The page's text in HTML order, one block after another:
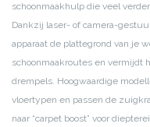
schoonmaakhulp die veel
Dankzij laser- of camera-
apparaat de plattegrond van je
schoonmaakroutes en vermijdt
drempels. Hoogwaardige
vloertypen en passen de
naar “carpet boost” voor